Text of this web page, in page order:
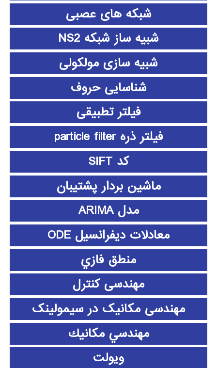
شبکه های عصبی
شبیه ساز شبکه NS2
شبیه سازی مولکولی
شناسایی حروف
فیلتر تطبیقی
فیلتر ذره particle filter
کد SIFT
ماشین بردار پشتیبان
مدل ARIMA
معادلات دیفرانسیل ODE
منطق فازي
مهندسی کنترل
مهندسی مکانیک در سیمولینک
مهندسي مكانيك
ویولت